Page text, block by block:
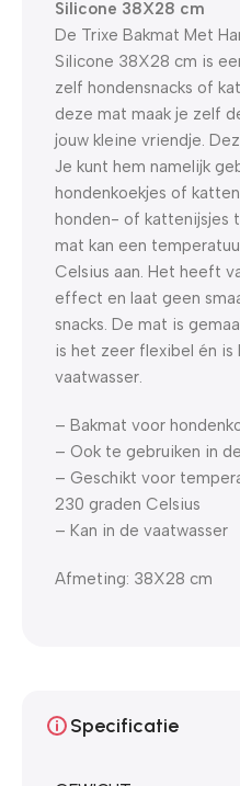
Silicone 38X28 cm
De Trixe Bakmat Met
Silicone 38X28 cm is
zelf hondensnacks of
deze mat maak je zelf
jouw kleine vriendje.
Je kunt hem namelijk
hondenkoekjes of
honden- of kattenijsjes
mat kan een
Celsius aan. Het heeft
effect en laat geen
snacks. De mat is
is het zeer flexibel én
vaatwasser.
– Bakmat voor
– Ook te gebruiken in
– Geschikt voor
230 graden Celsius
– Kan in de vaatwasser
Afmeting: 38X28 cm
Specificatie